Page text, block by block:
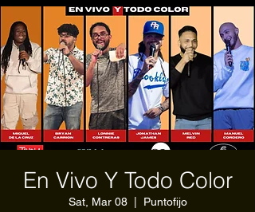
En Vivo Y Todo Color
Sat, Mar 08
  |
Puntofijo